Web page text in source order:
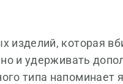
изделий, которая
и удерживать
типа напоминает